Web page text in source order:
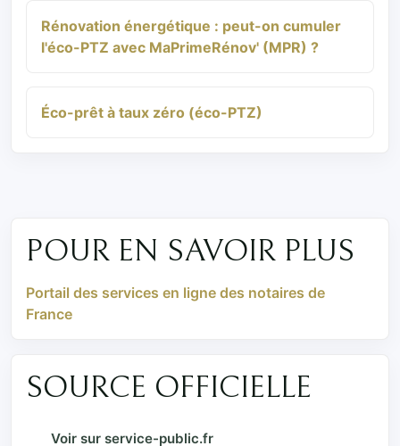
Rénovation énergétique : peut-on cumuler
l'éco-PTZ avec MaPrimeRénov' (MPR) ?
Éco-prêt à taux zéro (éco-PTZ)
POUR EN SAVOIR PLUS
Portail des services en ligne des notaires de
France
SOURCE OFFICIELLE
Voir sur service-public.fr